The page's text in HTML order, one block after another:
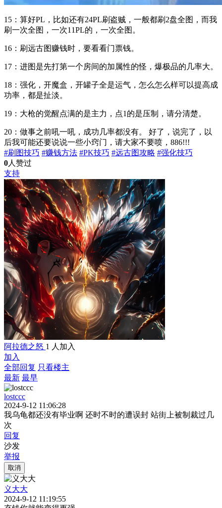
15：算好PL，比如还有24PL刷盗贼，一般都刷2盘全图，而我
刷一次全图，一次11PL的，一次全图。
16：刷远古图赚钱时，要看看门票钱。
17：进图是先打第一个房间的加属性的怪，爆极品的几率大。
18：强化，开魔盒，开罐子全是运气，怎么怎么样可以提高成
功率，都是扯淡。
19：大枪的觉醒点满的是主力，点1的是压制，请分清楚。
20：做事之前吼一吼，成功几率都没有。 好了，说完了，以
后我可能还要说说一些小窍门，请大家不要喷，886!!!
#刷图技巧 #赚钱方法 #PK技巧 #远古图攻略 #强化技巧
0人赞过
支持
阿拉德之怒 1 人加入
加入
全部回复 只看楼主
最新 最早
lostccc
2024-9-12 11:06:28
我乌龟都还没有毕业啊 还时不时的遭误封 站街上被制裁过几
次
回复
沙发
举报
取消
义大大
2024-9-12 11:19:55